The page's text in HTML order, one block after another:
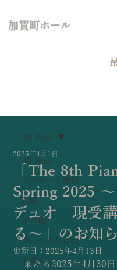
加賀町ホール
All Posts
コンサート情報
動画
その他
ホールあれこれ
お知らせ
All Posts
「The 8th
Spring 2025
デュオ 現受
る〜」のお知
2025年4月1日
更新日： 2025年4月13日
来たる2025年4月30